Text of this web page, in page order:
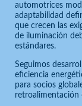
automotrices
adaptabilidad
que crecen las
de iluminación
estándares.
Seguimos
eficiencia
para socios
retroalimentación